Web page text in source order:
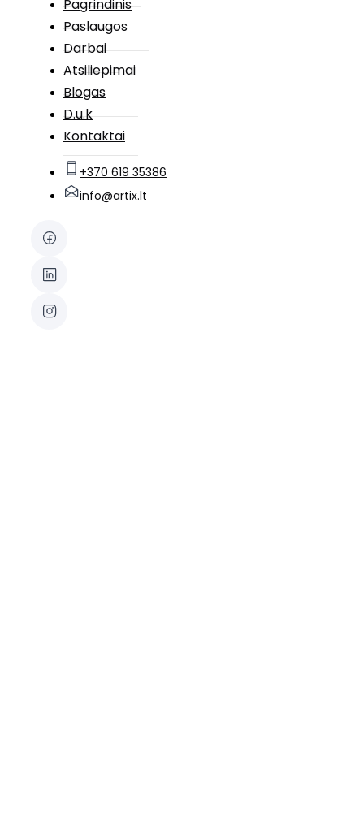
Pagrindinis
Paslaugos
Darbai
Atsiliepimai
Blogas
D.u.k
Kontaktai
+370 619 35386
info@artix.lt